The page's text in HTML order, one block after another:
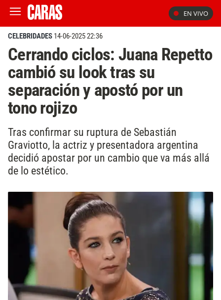
EN VIVO
CELEBRIDADES 14-06-2025 22:36
Cerrando ciclos: Juana Repetto
cambió su look tras su
separación y apostó por un
tono rojizo
Tras confirmar su ruptura de Sebastián
Graviotto, la actriz y presentadora argentina
decidió apostar por un cambio que va más allá
de lo estético.